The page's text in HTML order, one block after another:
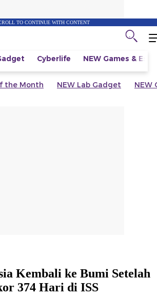
TO CONTINUE WITH CONTENT
Cyberlife NEW Games &
the Month NEW Lab Gadget NEW
Kembali ke Bumi Setelah
374 Hari di ISS